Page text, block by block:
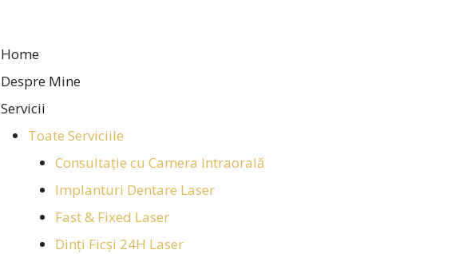
Home
Despre Mine
Servicii
Toate Serviciile
Consultație cu Camera Intraorală
Implanturi Dentare Laser
Fast & Fixed Laser
Dinți Ficși 24H Laser